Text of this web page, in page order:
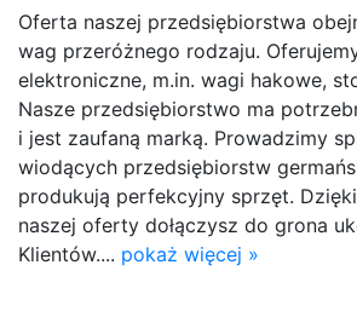
Oferta naszej przedsiębiorstwa
wag przeróżnego rodzaju.
elektroniczne, m.in. wagi hakowe,
Nasze przedsiębiorstwo ma
i jest zaufaną marką. Prowadzimy
wiodących przedsiębiorstw
produkują perfekcyjny sprzęt.
naszej oferty dołączysz do grona
Klientów.... pokaż więcej »